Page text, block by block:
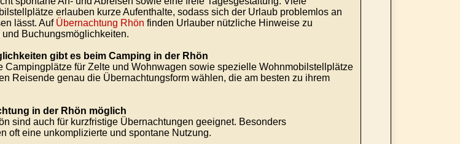
erlauben kurze Aufenthalte, sodass sich der Urlaub problemlos an
lässt. Auf Übernachtung Rhön finden Urlauber nützliche Hinweise zu
Buchungsmöglichkeiten.
gibt es beim Camping in der Rhön
Campingplätze für Zelte und Wohnwagen sowie spezielle Wohnmobilstellplätze
Reisende genau die Übernachtungsform wählen, die am besten zu ihrem
in der Rhön möglich
sind auch für kurzfristige Übernachtungen geeignet. Besonders
oft eine unkomplizierte und spontane Nutzung.